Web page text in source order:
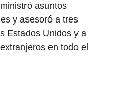
asuntos
y asesoró a tres
Estados Unidos y a
en todo el